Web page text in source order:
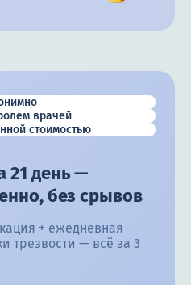
врачей
стоимостью
21 день —
без срывов
+ ежедневная
трезвости — всё за 3